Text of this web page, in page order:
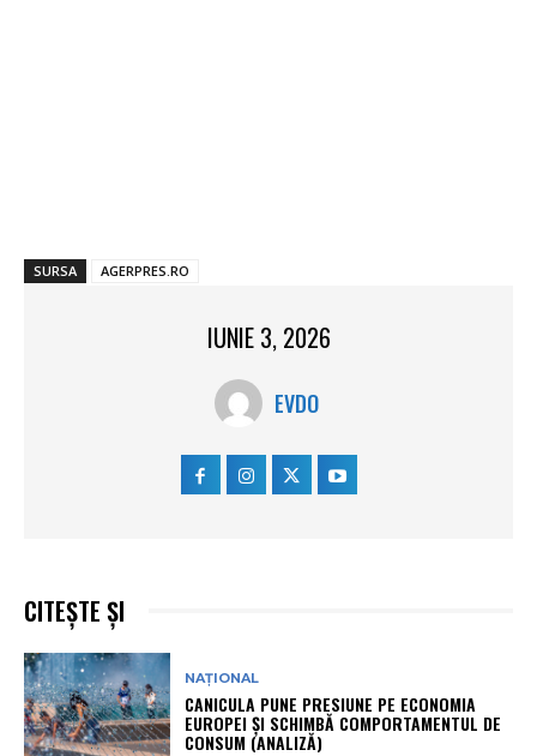
SURSA AGERPRES.RO
IUNIE 3, 2026
EVDO
CITEȘTE ȘI
NAȚIONAL
CANICULA PUNE PRESIUNE PE ECONOMIA
EUROPEI ȘI SCHIMBĂ COMPORTAMENTUL DE
CONSUM (ANALIZĂ)